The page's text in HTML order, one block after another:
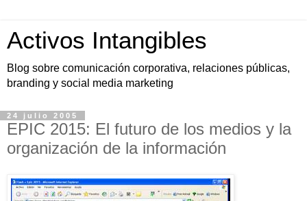
Activos Intangibles
Blog sobre comunicación corporativa, relaciones públicas,
branding y social media marketing
24 julio 2005
EPIC 2015: El futuro de los medios y la
organización de la información